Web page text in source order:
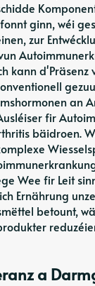
ginn, wéi
zur
kann d'Präsenz
an
fir
bäidroen.
Wee fir Leit
Ernährung
betount,
a